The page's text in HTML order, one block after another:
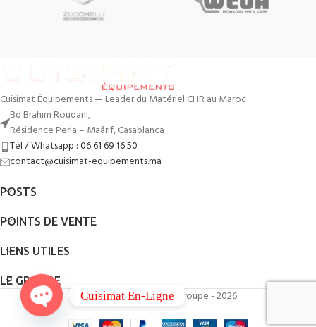
Cuisimat Équipements — Leader du Matériel CHR au Maroc
Bd Brahim Roudani,
Résidence Perla – Maârif, Casablanca
Tél / Whatsapp : 06 61 69 16 50
contact@cuisimat-equipements.ma
POSTS
POINTS DE VENTE
LIENS UTILES
LE GROUPE
ByQodWeb- Cuisimat Groupe - 2026
Cuisimat En-Ligne